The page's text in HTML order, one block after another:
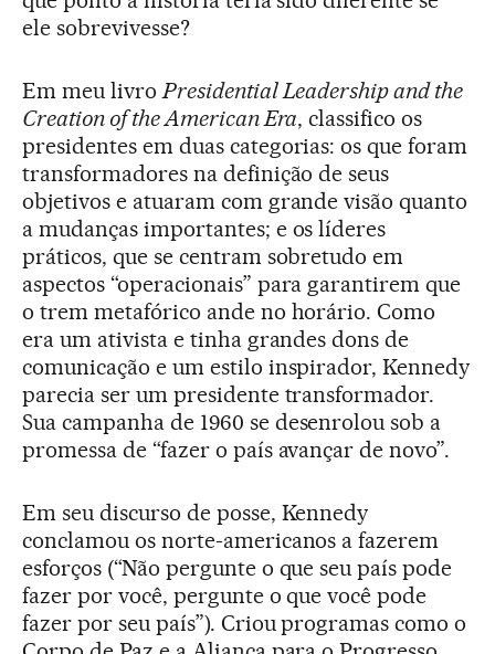
ele sobrevivesse?
Em meu livroPresidential Leadership and the
Creation of the American Era, classifico os
presidentes em duas categorias: os que foram
transformadores na definição de seus
objetivos e atuaram com grande visão quanto
a mudanças importantes; e os líderes
práticos, que se centram sobretudo em
aspectos “operacionais” para garantirem que
o trem metafórico ande no horário. Como
era um ativista e tinha grandes dons de
comunicação e um estilo inspirador, Kennedy
parecia ser um presidente transformador.
Sua campanha de 1960 se desenrolou sob a
promessa de “fazer o país avançar de novo”.
Em seu discurso de posse, Kennedy
conclamou os norte-americanos a fazerem
esforços (“Não pergunte o que seu país pode
fazer por você, pergunte o que você pode
fazer por seu país”). Criou programas como o